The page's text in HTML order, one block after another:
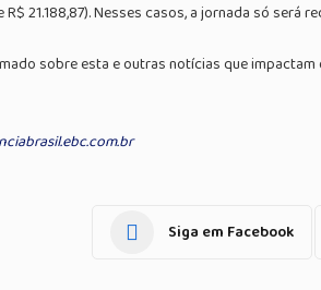
21.188,87). Nesses casos, a jornada só
sobre esta e outras notícias que
Siga em Facebook